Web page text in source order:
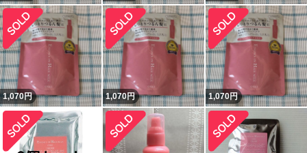
1,070円 1,070円 1,070円